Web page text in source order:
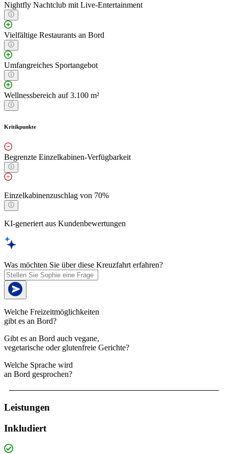
Nightfly Nachtclub mit Live-Entertainment
Vielfältige Restaurants an Bord
Umfangreiches Sportangebot
Wellnessbereich auf 3.100 m²
Kritikpunkte
Begrenzte Einzelkabinen-Verfügbarkeit
Einzelkabinenzuschlag von 70%
KI-generiert aus Kundenbewertungen
Was möchten Sie über diese Kreuzfahrt erfahren?
Welche Freizeitmöglichkeiten
gibt es an Bord?
Gibt es an Bord auch vegane,
vegetarische oder glutenfreie Gerichte?
Welche Sprache wird
an Bord gesprochen?
Leistungen
Inkludiert